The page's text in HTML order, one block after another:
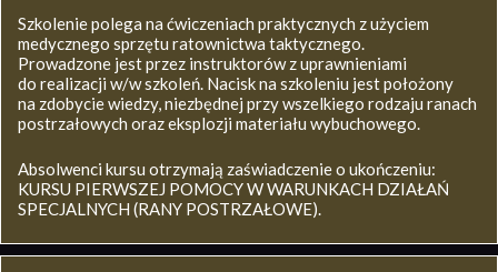
Szkolenie polega na ćwiczeniach praktycznych z użyciem
medycznego sprzętu ratownictwa taktycznego.
Prowadzone jest przez instruktorów z uprawnieniami
do realizacji w/w szkoleń. Nacisk na szkoleniu jest położony
na zdobycie wiedzy, niezbędnej przy wszelkiego rodzaju ranach
postrzałowych oraz eksplozji materiału wybuchowego.
Absolwenci kursu otrzymają zaświadczenie o ukończeniu:
KURSU PIERWSZEJ POMOCY W WARUNKACH DZIAŁAŃ
SPECJALNYCH (RANY POSTRZAŁOWE).